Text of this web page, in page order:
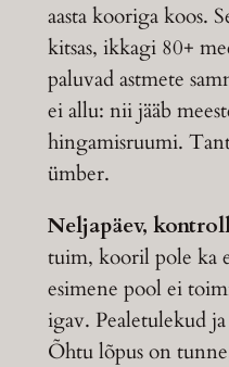
aasta kooriga koos.
kitsas, ikkagi 80+
paluvad astmete
ei allu: nii jääb
hingamisruumi.
ümber.
Neljapäev,
tuim, kooril pole ka
esimene pool ei
igav. Pealetulekud
Õhtu lõpus on